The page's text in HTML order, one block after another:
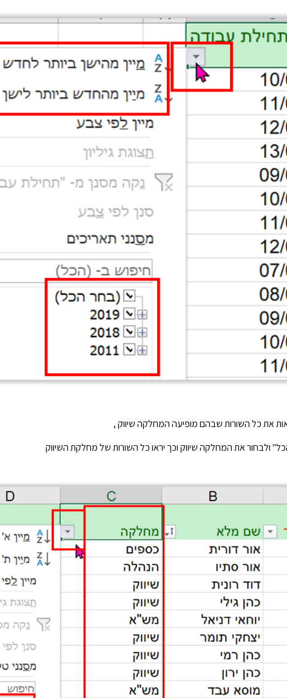
את כל השורות שבהם מופיעה המחלקה שיווק ,
ולבחור את המחלקה שיווק וכך יראו כל השורות של מחלקת השיווק